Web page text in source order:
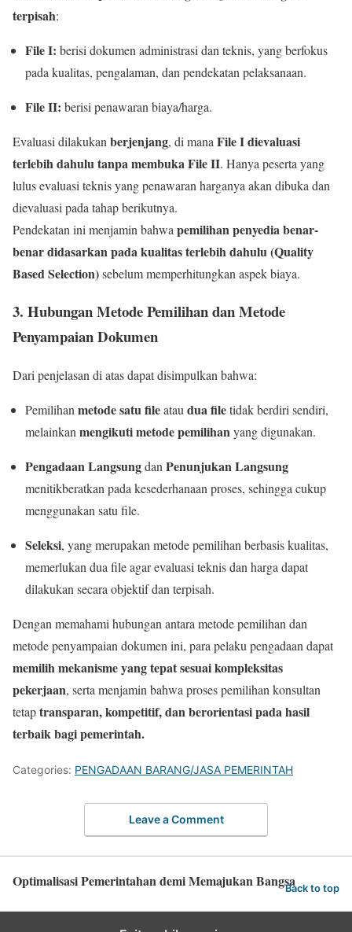
terpisah:
File I: berisi dokumen administrasi dan teknis, yang berfokus
pada kualitas, pengalaman, dan pendekatan pelaksanaan.
File II: berisi penawaran biaya/harga.
Evaluasi dilakukan berjenjang, di mana File I dievaluasi
terlebih dahulu tanpa membuka File II. Hanya peserta yang
lulus evaluasi teknis yang penawaran harganya akan dibuka dan
dievaluasi pada tahap berikutnya.
Pendekatan ini menjamin bahwa pemilihan penyedia benar-
benar didasarkan pada kualitas terlebih dahulu (Quality
Based Selection)sebelum memperhitungkan aspek biaya.
3. Hubungan Metode Pemilihan dan Metode
Penyampaian Dokumen
Dari penjelasan di atas dapat disimpulkan bahwa:
Pemilihan metode satu fileatau dua filetidak berdiri sendiri,
melainkan mengikuti metode pemilihanyang digunakan.
Pengadaan Langsungdan Penunjukan Langsung
menitikberatkan pada kesederhanaan proses, sehingga cukup
menggunakan satu file.
Seleksi, yang merupakan metode pemilihan berbasis kualitas,
memerlukan dua file agar evaluasi teknis dan harga dapat
dilakukan secara objektif dan terpisah.
Dengan memahami hubungan antara metode pemilihan dan
metode penyampaian dokumen ini, para pelaku pengadaan dapat
memilih mekanisme yang tepat sesuai kompleksitas
pekerjaan, serta menjamin bahwa proses pemilihan konsultan
tetaptransparan, kompetitif, dan berorientasi pada hasil
terbaik bagi pemerintah.
Categories: PENGADAAN BARANG/JASA PEMERINTAH
Leave a Comment
Optimalisasi Pemerintahan demi Memajukan BangsaBack to top